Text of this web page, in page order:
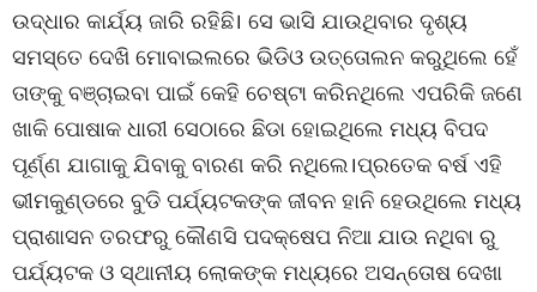
ଉଦ୍ଧାର କାର୍ଯ୍ୟ ଜାରି ରହିଛି। ସେ ଭାସି ଯାଉଥିବାର ଦୃଶ୍ୟ
ସମସ୍ତେ ଦେଖି ମୋବାଇଲରେ ଭିଡିଓ ଉତ୍ତୋଲନ କରୁଥିଲେ ହେଁ
ତାଙ୍କୁ ବଞ୍ଚାଇବା ପାଇଁ କେହି ଚେଷ୍ଟା କରିନଥିଲେ ଏପରିକି ଜଣେ
ଖାକି ପୋଷାକ ଧାରୀ ସେଠାରେ ଛିଡା ହୋଇଥିଲେ ମଧ୍ୟ ବିପଦ
ପୂର୍ଣ୍ଣ ଯାଗାକୁ ଯିବାକୁ ବାରଣ କରି ନଥିଲେ।ପ୍ରତେକ ବର୍ଷ ଏହି
ଭୀମକୁଣ୍ଡରେ ବୁଡି ପର୍ଯ୍ୟଟକଙ୍କ ଜୀବନ ହାନି ହେଉଥିଲେ ମଧ୍ୟ
ପ୍ରାଶାସନ ତରଫରୁ କୌଣସି ପଦକ୍ଷେପ ନିଆ ଯାଉ ନଥିବା ରୁ
ପର୍ଯ୍ୟଟକ ଓ ସ୍ଥାନୀୟ ଲୋକଙ୍କ ମଧ୍ୟରେ ଅସନ୍ତୋଷ ଦେଖା